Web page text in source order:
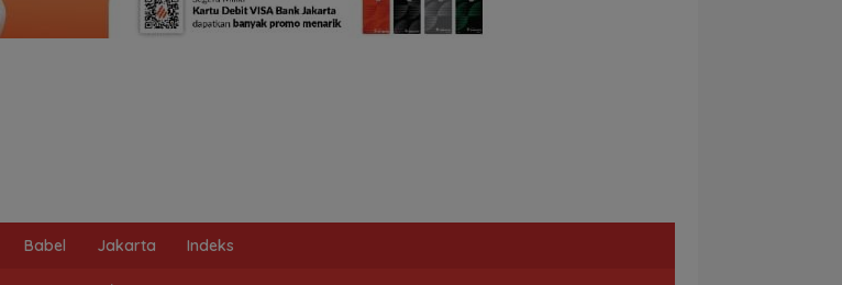
Babel Jakarta Indeks